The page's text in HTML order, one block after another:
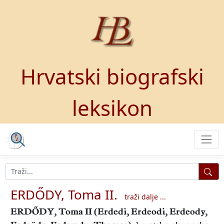
Hrvatski biografski
leksikon
ERDŐDY, Toma II.
traži dalje ...
ERDŐDY, Toma II (Erdedi, Erdeodi, Erdeody,